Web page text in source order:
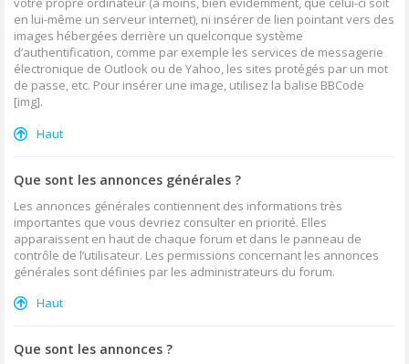
en lui-même un serveur internet), ni insérer de lien pointant vers des
images hébergées derrière un quelconque système
d’authentification, comme par exemple les services de messagerie
électronique de Outlook ou de Yahoo, les sites protégés par un mot
de passe, etc. Pour insérer une image, utilisez la balise BBCode
[img].
Haut
Que sont les annonces générales ?
Les annonces générales contiennent des informations très
importantes que vous devriez consulter en priorité. Elles
apparaissent en haut de chaque forum et dans le panneau de
contrôle de l’utilisateur. Les permissions concernant les annonces
générales sont définies par les administrateurs du forum.
Haut
Que sont les annonces ?